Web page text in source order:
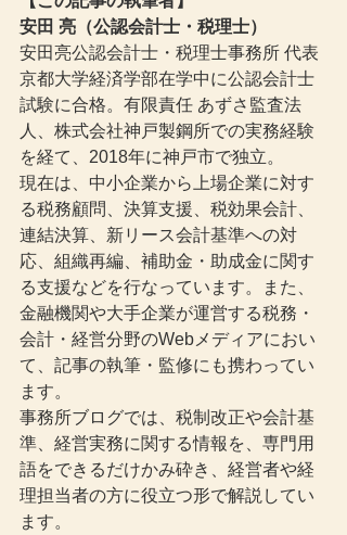
安田 亮（公認会計士・税理士）
安田亮公認会計士・税理士事務所 代表
京都大学経済学部在学中に公認会計士
試験に合格。有限責任 あずさ監査法
人、株式会社神戸製鋼所での実務経験
を経て、2018年に神戸市で独立。
現在は、中小企業から上場企業に対す
る税務顧問、決算支援、税効果会計、
連結決算、新リース会計基準への対
応、組織再編、補助金・助成金に関す
る支援などを行なっています。また、
金融機関や大手企業が運営する税務・
会計・経営分野のWebメディアにおい
て、記事の執筆・監修にも携わってい
ます。
事務所ブログでは、税制改正や会計基
準、経営実務に関する情報を、専門用
語をできるだけかみ砕き、経営者や経
理担当者の方に役立つ形で解説してい
ます。